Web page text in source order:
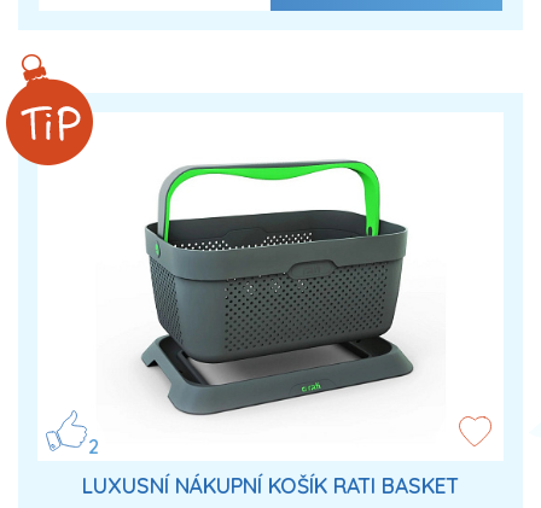
2
LUXUSNÍ NÁKUPNÍ KOŠÍK RATI BASKET